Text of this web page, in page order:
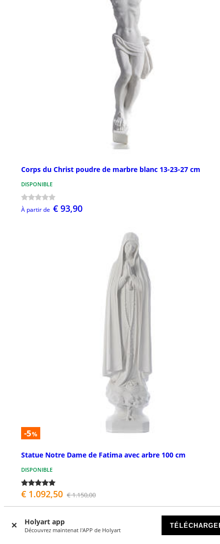
Holyart app
Découvrez maintenat l'APP de Holyart
Corps du Christ poudre de marbre blanc 13-23-27 cm
DISPONIBLE
À partir de € 93,90
-5%
Statue Notre Dame de Fatima avec arbre 100 cm
DISPONIBLE
€ 1.092,50 € 1.150,00